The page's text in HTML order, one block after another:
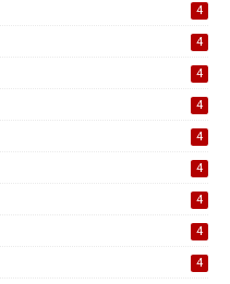
4
4
4
4
4
4
4
4
4